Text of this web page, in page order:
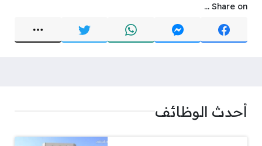
Share on ...
أحدث الوظائف